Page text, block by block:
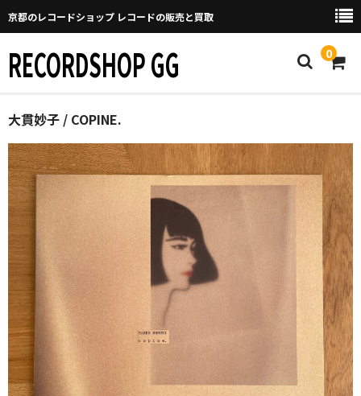
京都のレコードショップ レコードの販売と買取
RECORDSHOP GG 0
Home
マイページ
GGについて
買取について
取り置きなどについて
Categories
New Arrivals
GG RECORD （当店のレーベル）
大貫妙子 / COPINE.